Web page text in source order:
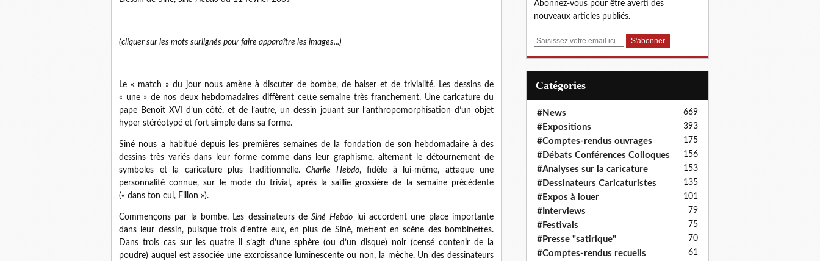
(cliquer sur les mots surlignés pour faire apparaître les images...)
Le « match » du jour nous amène à discuter de bombe, de baiser et de trivialité. Les dessins de
« une » de nos deux hebdomadaires diffèrent cette semaine très franchement. Une caricature du
pape Benoît XVI d’un côté, et de l’autre, un dessin jouant sur l’anthropomorphisation d’un objet
hyper stéréotypé et fort simple dans sa forme.
Siné nous a habitué depuis les premières semaines de la fondation de son hebdomadaire à des
dessins très variés dans leur forme comme dans leur graphisme, alternant le détournement de
symboles et la caricature plus traditionnelle. Charlie Hebdo, fidèle à lui-même, attaque une
personnalité connue, sur le mode du trivial, après la saillie grossière de la semaine précédente
(« dans ton cul, Fillon »).
Commençons par la bombe. Les dessinateurs deSiné Hebdo lui accordent une place importante
dans leur dessin, puisque trois d’entre eux, en plus de Siné, mettent en scène des bombinettes.
Dans trois cas sur les quatre il s’agit d’une sphère (ou d’un disque) noir (censé contenir de la
poudre) auquel est associée une excroissance luminescente ou non, la mèche. Un des dessinateurs
Abonnez-vous pour être averti des
nouveaux articles publiés.
E
Catégories
#News 669
#Expositions 393
#Comptes-rendus ouvrages 175
#Débats Conférences Colloques 156
#Analyses sur la caricature 153
#Dessinateurs Caricaturistes 135
#Expos à louer 101
#Interviews 79
#Festivals 75
#Presse "satirique" 70
#Comptes-rendus recueils 61